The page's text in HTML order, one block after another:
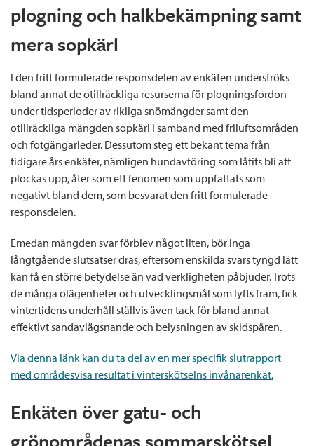
plogning och halkbekämpning samt
mera sopkärl
I den fritt formulerade responsdelen av enkäten underströks
bland annat de otillräckliga resurserna för plogningsfordon
under tidsperioder av rikliga snömängder samt den
otillräckliga mängden sopkärl i samband med friluftsområden
och fotgängarleder. Dessutom steg ett bekant tema från
tidigare års enkäter, nämligen hundavföring som låtits bli att
plockas upp, åter som ett fenomen som uppfattats som
negativt bland dem, som besvarat den fritt formulerade
responsdelen.
Emedan mängden svar förblev något liten, bör inga
långtgående slutsatser dras, eftersom enskilda svars tyngd lätt
kan få en större betydelse än vad verkligheten påbjuder. Trots
de många olägenheter och utvecklingsmål som lyfts fram, fick
vintertidens underhåll ställvis även tack för bland annat
effektivt sandavlägsnande och belysningen av skidspåren.
Via denna länk kan du ta del av en mer specifik slutrapport
med områdesvisa resultat i vinterskötselns invånarenkät.
Enkäten över gatu- och